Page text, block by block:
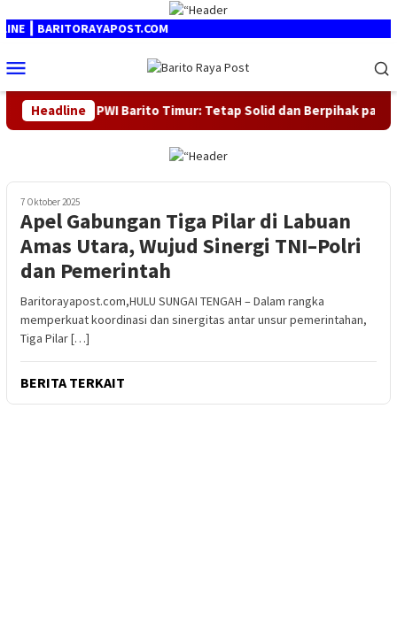
ke┃ BARITORAYAPOST.COM
Mobile
Headline
Ketua PWI Barito Timur: Tetap Solid dan Berpihak pada
7 Oktober 2025
Apel Gabungan Tiga Pilar di Labuan
Amas Utara, Wujud Sinergi TNI–Polri
dan Pemerintah
Baritorayapost.com,HULU SUNGAI TENGAH – Dalam rangka
memperkuat koordinasi dan sinergitas antar unsur pemerintahan,
Tiga Pilar […]
BERITA TERKAIT